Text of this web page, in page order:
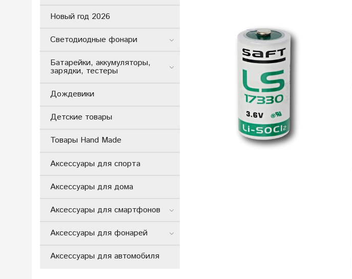
Новый год 2026
Светодиодные фонари
Батарейки, аккумуляторы,
зарядки, тестеры
Дождевики
Детские товары
Товары Hand Made
Аксессуары для спорта
Аксессуары для дома
Аксессуары для смартфонов
Аксессуары для фонарей
Аксессуары для автомобиля